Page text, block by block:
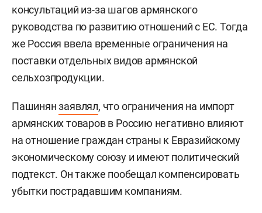
консультаций из-за шагов армянского
руководства по развитию отношений с ЕС. Тогда
же Россия ввела временные ограничения на
поставки отдельных видов армянской
сельхозпродукции.
Пашинянзаявлял, что ограничения на импорт
армянских товаров в Россию негативно влияют
на отношение граждан страны к Евразийскому
экономическому союзу и имеют политический
подтекст. Он также пообещал компенсировать
убытки пострадавшим компаниям.